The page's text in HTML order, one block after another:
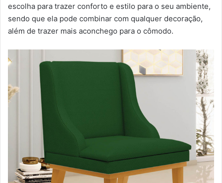
escolha para trazer conforto e estilo para o seu ambiente,
sendo que ela pode combinar com qualquer decoração,
além de trazer mais aconchego para o cômodo.